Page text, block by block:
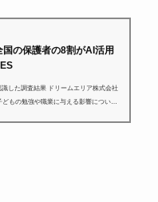
国の保護者の8割がAI活用
した調査結果 ドリームエリア株式会社
もの勉強や職業に与える影響について